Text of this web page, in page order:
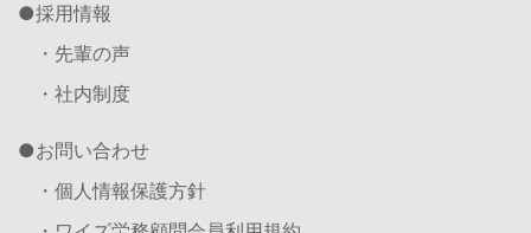
採用情報
・先輩の声
・社内制度
お問い合わせ
・個人情報保護方針